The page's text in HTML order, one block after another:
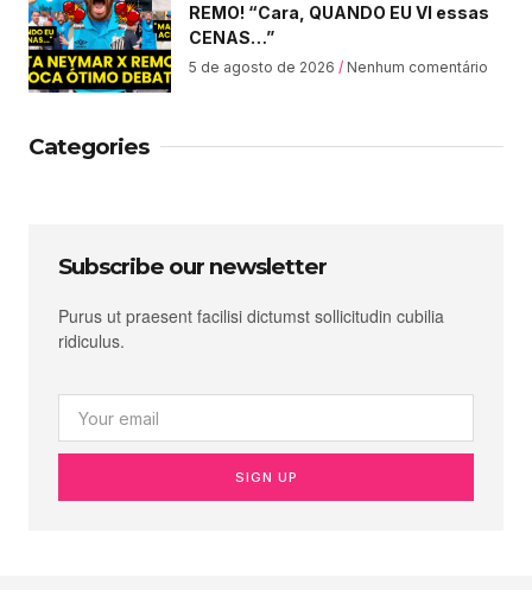
REMO! “Cara, QUANDO EU VI essas
CENAS…”
5 de agosto de 2026 Nenhum comentário
Categories
Subscribe our newsletter
Purus ut praesent facilisi dictumst sollicitudin cubilia
ridiculus.
SIGN UP